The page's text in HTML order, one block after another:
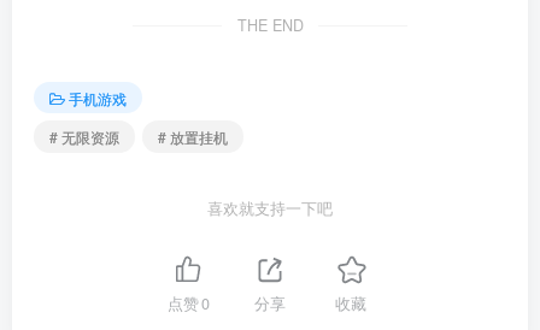
THE END
手机游戏
# 无限资源
# 放置挂机
喜欢就支持一下吧
点赞0 分享 收藏